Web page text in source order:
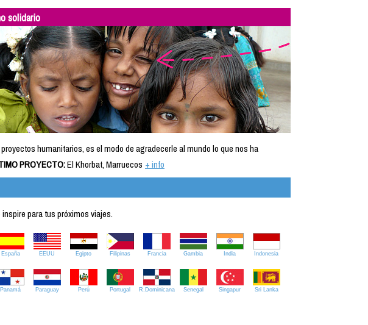
solidario
humanitarios, es el modo de agradecerle al mundo lo que nos ha
PROYECTO:El Khorbat, Marruecos + info
para tus próximos viajes.
España EEUU Egipto Filipinas Francia Gambia India Indonesia
Panamá Paraguay Perú Portugal R.Dominicana Senegal Singapur Sri Lanka